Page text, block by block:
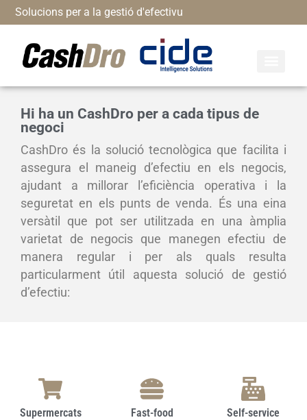
Solucions per a la gestió d'efectivu
Hi ha un CashDro per a cada tipus de
negoci
CashDro és la solució tecnològica que facilita i
assegura el maneig d’efectiu en els negocis,
ajudant a millorar l’eficiència operativa i la
seguretat en els punts de venda. És una eina
versàtil que pot ser utilitzada en una àmplia
varietat de negocis que manegen efectiu de
manera regular i per als quals resulta
particularment útil aquesta solució de gestió
d’efectiu:
Supermercats Fast-food Self-service